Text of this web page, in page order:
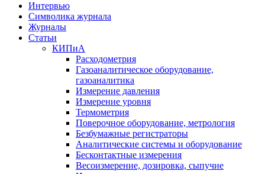
Интервью
Символика журнала
Журналы
Статьи
КИПиА
Расходометрия
Газоаналитическое оборудование,
газоаналитика
Измерение давления
Измерение уровня
Термометрия
Поверочное оборудование, метрология
Безбумажные регистраторы
Аналитические системы и оборудование
Бесконтактные измерения
Весоизмерение, дозировка, сыпучие